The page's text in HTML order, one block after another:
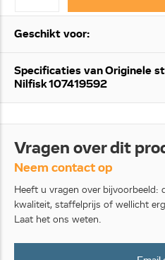
Geschikt voor:
Specificaties van Originele
Nilfisk 107419592
Vragen over dit
Neem contact op
Heeft u vragen over bijvoorbeeld:
kwaliteit, staffelprijs of wellicht
Laat het ons weten.